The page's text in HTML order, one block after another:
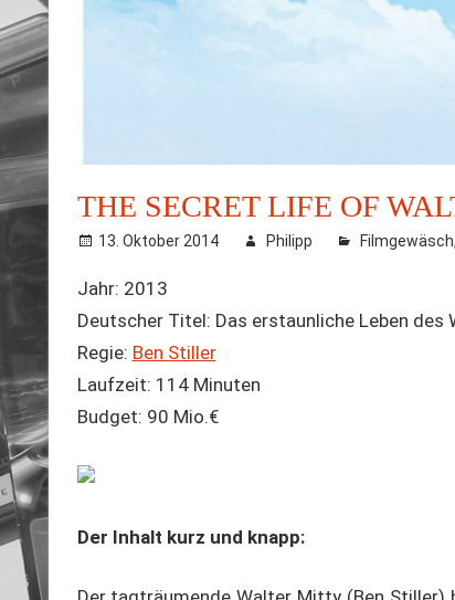
THE SECRET LIFE OF
13. Oktober 2014 Philipp Filmgewäsch
Jahr: 2013
Deutscher Titel: Das erstaunliche Leben des
Regie: Ben Stiller
Laufzeit: 114 Minuten
Budget: 90 Mio.€
Der Inhalt kurz und knapp: